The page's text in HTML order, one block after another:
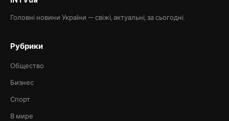
Головні новини України — свіжі, актуальні, за сьогодні.
Рубрики
Общество
Бизнес
Спорт
В мире